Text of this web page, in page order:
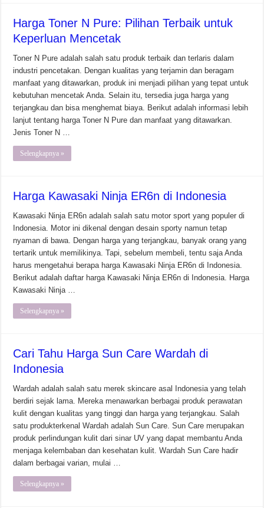
Harga Toner N Pure: Pilihan Terbaik untuk
Keperluan Mencetak
Toner N Pure adalah salah satu produk terbaik dan terlaris dalam
industri pencetakan. Dengan kualitas yang terjamin dan beragam
manfaat yang ditawarkan, produk ini menjadi pilihan yang tepat untuk
kebutuhan mencetak Anda. Selain itu, tersedia juga harga yang
terjangkau dan bisa menghemat biaya. Berikut adalah informasi lebih
lanjut tentang harga Toner N Pure dan manfaat yang ditawarkan.
Jenis Toner N …
Selengkapnya »
Harga Kawasaki Ninja ER6n di Indonesia
Kawasaki Ninja ER6n adalah salah satu motor sport yang populer di
Indonesia. Motor ini dikenal dengan desain sporty namun tetap
nyaman di bawa. Dengan harga yang terjangkau, banyak orang yang
tertarik untuk memilikinya. Tapi, sebelum membeli, tentu saja Anda
harus mengetahui berapa harga Kawasaki Ninja ER6n di Indonesia.
Berikut adalah daftar harga Kawasaki Ninja ER6n di Indonesia. Harga
Kawasaki Ninja …
Selengkapnya »
Cari Tahu Harga Sun Care Wardah di
Indonesia
Wardah adalah salah satu merek skincare asal Indonesia yang telah
berdiri sejak lama. Mereka menawarkan berbagai produk perawatan
kulit dengan kualitas yang tinggi dan harga yang terjangkau. Salah
satu produkterkenal Wardah adalah Sun Care. Sun Care merupakan
produk perlindungan kulit dari sinar UV yang dapat membantu Anda
menjaga kelembaban dan kesehatan kulit. Wardah Sun Care hadir
dalam berbagai varian, mulai …
Selengkapnya »